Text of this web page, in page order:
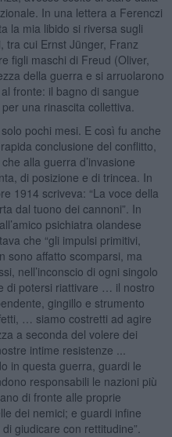
In una lettera a Ferenczi
la mia libido si riversa sugli
tra cui Ernst Jünger, Franz
figli maschi di Freud (Oliver,
della guerra e si arruolarono
fronte: il bagno di sangue
una rinascita collettiva.
pochi mesi. E così fu anche
conclusione del conflitto,
alla guerra d’invasione
di posizione e di trincea. In
1914 scriveva: “La voce della
dal tuono dei cannoni”. In
psichiatra olandese
che “gli impulsi primitivi,
sono affatto scomparsi, ma
nell’inconscio di ogni singolo
di potersi riattivare … il nostro
gingillo e strumento
… siamo costretti ad agire
a seconda del volere dei
intime resistenze ...
in questa guerra, guardi le
responsabili le nazioni più
di fronte alle proprie
dei nemici; e guardi infine
giudicare con rettitudine”.